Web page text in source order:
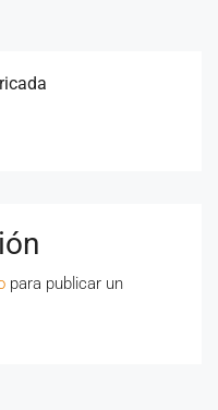
para publicar un